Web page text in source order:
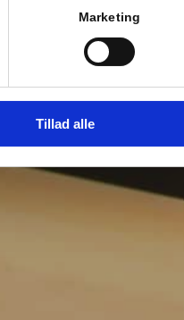
Marketing
Tillad alle